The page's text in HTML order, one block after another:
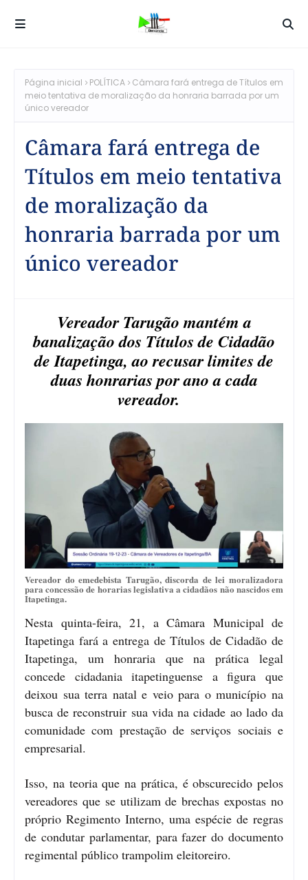
Página inicial POLÍTICA
Câmara fará entrega de Títulos em
meio tentativa de moralização da honraria barrada por um
único vereador
Câmara fará entrega de
Títulos em meio tentativa
de moralização da
honraria barrada por um
único vereador
Vereador Tarugão mantém a
banalização dos Títulos de Cidadão
de Itapetinga, ao recusar limites de
duas honrarias por ano a cada
vereador.
Vereador do emedebista Tarugão, discorda de lei moralizadora
para concessão de horarias legislativa a cidadãos não nascidos em
Itapetinga.
Nesta quinta-feira, 21, a Câmara Municipal de
Itapetinga fará a entrega de Títulos de Cidadão de
Itapetinga, um honraria que na prática legal
concede cidadania itapetinguense a figura que
deixou sua terra natal e veio para o município na
busca de reconstruir sua vida na cidade ao lado da
comunidade com prestação de serviços sociais e
empresarial.
Isso, na teoria que na prática, é obscurecido pelos
vereadores que se utilizam de brechas expostas no
próprio Regimento Interno, uma espécie de regras
de condutar parlamentar, para fazer do documento
regimental público trampolim eleitoreiro.